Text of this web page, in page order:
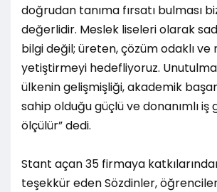
doğrudan tanıma fırsatı bulması
değerlidir. Meslek liseleri olarak
bilgi değil; üreten, çözüm odaklı
yetiştirmeyi hedefliyoruz.
ülkenin gelişmişliği, akademik
sahip olduğu güçlü ve donanımlı iş
ölçülür” dedi.
Stant açan 35 firmaya
teşekkür eden Sözdinler,